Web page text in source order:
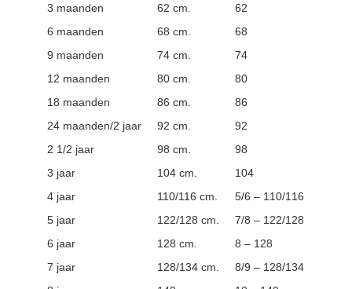
3 maanden
62 cm.
62
6 maanden
68 cm.
68
9 maanden
74 cm.
74
12 maanden
80 cm.
80
18 maanden
86 cm.
86
24 maanden/2 jaar
92 cm.
92
2 1/2 jaar
98 cm.
98
3 jaar
104 cm.
104
4 jaar
110/116 cm.
5/6 – 110/116
5 jaar
122/128 cm.
7/8 – 122/128
6 jaar
128 cm.
8 – 128
7 jaar
128/134 cm.
8/9 – 128/134